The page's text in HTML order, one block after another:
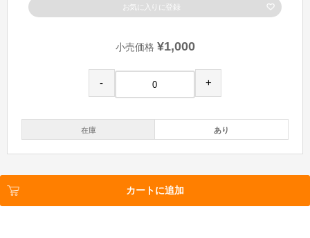
お気に入りに登録
小売価格 ¥1,000
- +
在庫 あり
カートに追加